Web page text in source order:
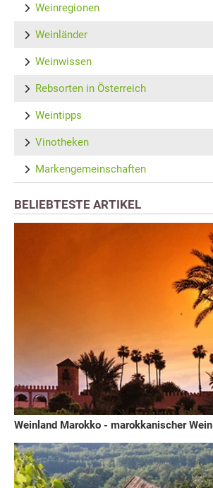
Weinregionen
Weinländer
Weinwissen
Rebsorten in Österreich
Weintipps
Vinotheken
Markengemeinschaften
BELIEBTESTE ARTIKEL
Weinland Marokko - marokkanischer Wein